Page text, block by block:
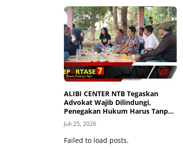
ALIBI CENTER NTB Tegaskan
Advokat Wajib Dilindungi,
Penegakan Hukum Harus Tanpa
Pandang Bulu
Juli 25, 2026
Failed to load posts.